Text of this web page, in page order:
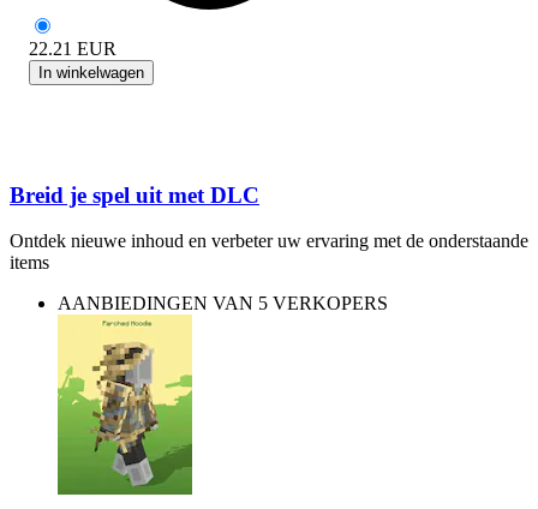
22.21 EUR
In winkelwagen
Breid je spel uit met DLC
Ontdek nieuwe inhoud en verbeter uw ervaring met de onderstaande
items
AANBIEDINGEN VAN 5 VERKOPERS